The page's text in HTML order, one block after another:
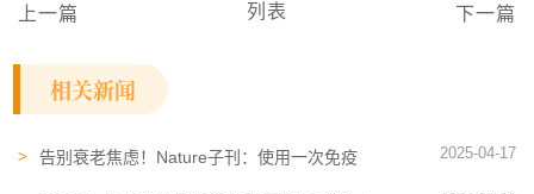
上一篇 列表 下一篇
相关新闻
告别衰老焦虑！Nature子刊：使用一次免疫
2025-04-17